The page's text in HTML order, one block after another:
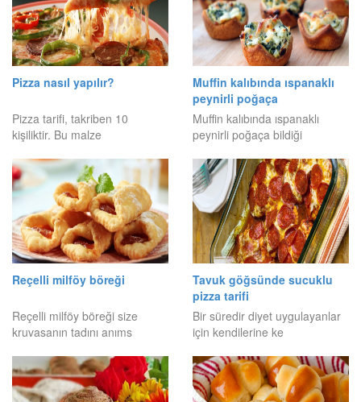
Pizza nasıl yapılır?
Pizza tarifi, takriben 10
kişiliktir. Bu malze
Muffin kalıbında ıspanaklı
peynirli poğaça
Muffin kalıbında ıspanaklı
peynirli poğaça bildiği
Reçelli milföy böreği
Reçelli milföy böreği size
kruvasanın tadını anıms
Tavuk göğsünde sucuklu
pizza tarifi
Bir süredir diyet uygulayanlar
için kendilerine ke